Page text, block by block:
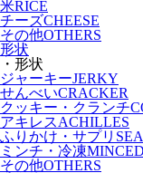
米RICE
チーズCHEESE
その他OTHERS
形状
・形状
ジャーキーJERKY
せんべいCRACKER
クッキー・クランチ
アキレスACHILLES
ふりかけ・サプリ
ミンチ・冷凍
その他OTHERS